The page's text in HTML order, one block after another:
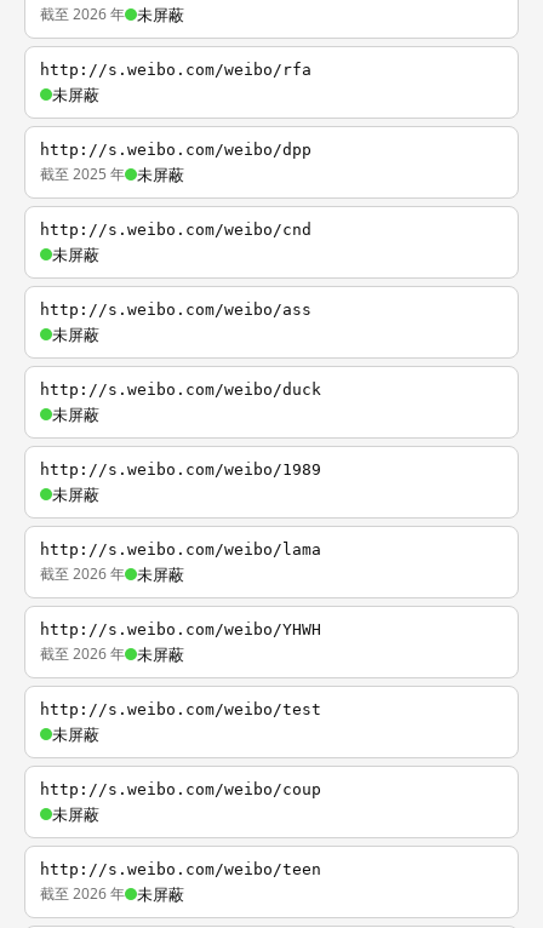
截至 2026 年 未屏蔽
http://s.weibo.com/weibo/rfa
未屏蔽
http://s.weibo.com/weibo/dpp
截至 2025 年 未屏蔽
http://s.weibo.com/weibo/cnd
未屏蔽
http://s.weibo.com/weibo/ass
未屏蔽
http://s.weibo.com/weibo/duck
未屏蔽
http://s.weibo.com/weibo/1989
未屏蔽
http://s.weibo.com/weibo/lama
截至 2026 年 未屏蔽
http://s.weibo.com/weibo/YHWH
截至 2026 年 未屏蔽
http://s.weibo.com/weibo/test
未屏蔽
http://s.weibo.com/weibo/coup
未屏蔽
http://s.weibo.com/weibo/teen
截至 2026 年 未屏蔽